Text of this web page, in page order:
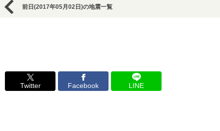
前日(2017年05月02日)の地震一覧
Twitter Facebook LINE